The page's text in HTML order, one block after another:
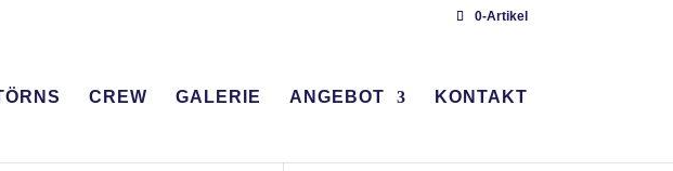
0-Artikel
CREW GALERIE ANGEBOT KONTAKT